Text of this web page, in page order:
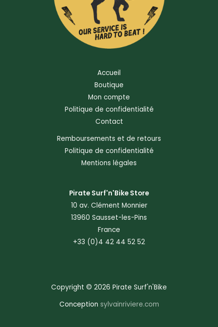
Accueil
Boutique
Mon compte
Politique de confidentialité
Contact
Remboursements et de retours
Politique de confidentialité
Mentions légales
Pirate Surf'n'Bike Store
10 av. Clément Monnier
13960 Sausset-les-Pins
France
+33 (0)4 42 44 52 52
Copyright © 2026 Pirate Surf'n'Bike
Conception sylvainriviere.com